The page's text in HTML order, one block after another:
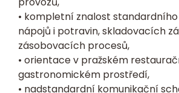
• kompletní znalost
nápojů i potravin, skladovacích
zásobovacích procesů,
• orientace v pražském
gastronomickém prostředí,
• nadstandardní komunikační